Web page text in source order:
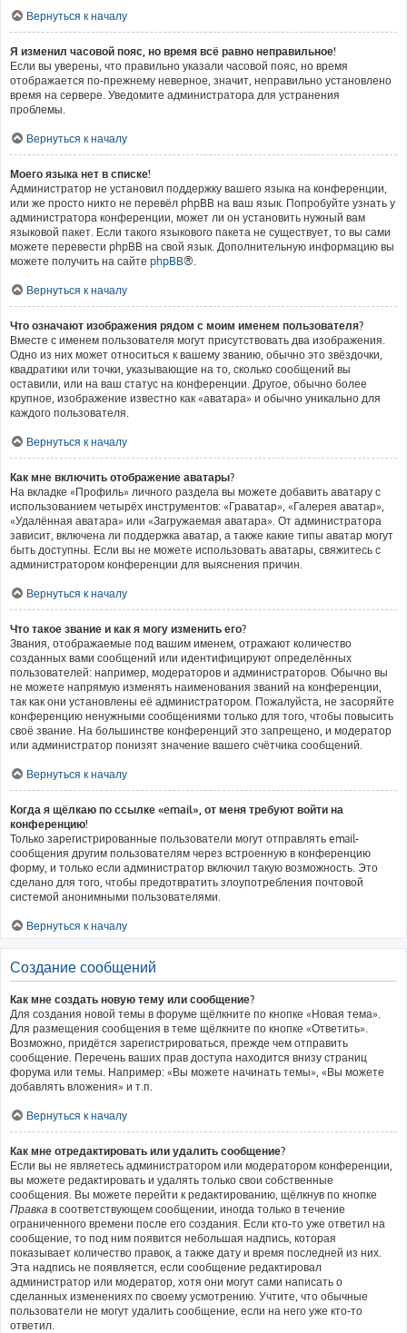
Вернуться к началу
Я изменил часовой пояс, но время всё равно неправильное!
Если вы уверены, что правильно указали часовой пояс, но время
отображается по-прежнему неверное, значит, неправильно установлено
время на сервере. Уведомите администратора для устранения
проблемы.
Вернуться к началу
Моего языка нет в списке!
Администратор не установил поддержку вашего языка на конференции,
или же просто никто не перевёл phpBB на ваш язык. Попробуйте узнать у
администратора конференции, может ли он установить нужный вам
языковой пакет. Если такого языкового пакета не существует, то вы сами
можете перевести phpBB на свой язык. Дополнительную информацию вы
можете получить на сайте phpBB®.
Вернуться к началу
Что означают изображения рядом с моим именем пользователя?
Вместе с именем пользователя могут присутствовать два изображения.
Одно из них может относиться к вашему званию, обычно это звёздочки,
квадратики или точки, указывающие на то, сколько сообщений вы
оставили, или на ваш статус на конференции. Другое, обычно более
крупное, изображение известно как «аватара» и обычно уникально для
каждого пользователя.
Вернуться к началу
Как мне включить отображение аватары?
На вкладке «Профиль» личного раздела вы можете добавить аватару с
использованием четырёх инструментов: «Граватар», «Галерея аватар»,
«Удалённая аватара» или «Загружаемая аватара». От администратора
зависит, включена ли поддержка аватар, а также какие типы аватар могут
быть доступны. Если вы не можете использовать аватары, свяжитесь с
администратором конференции для выяснения причин.
Вернуться к началу
Что такое звание и как я могу изменить его?
Звания, отображаемые под вашим именем, отражают количество
созданных вами сообщений или идентифицируют определённых
пользователей: например, модераторов и администраторов. Обычно вы
не можете напрямую изменять наименования званий на конференции,
так как они установлены её администратором. Пожалуйста, не засоряйте
конференцию ненужными сообщениями только для того, чтобы повысить
своё звание. На большинстве конференций это запрещено, и модератор
или администратор понизят значение вашего счётчика сообщений.
Вернуться к началу
Когда я щёлкаю по ссылке «email», от меня требуют войти на
конференцию!
Только зарегистрированные пользователи могут отправлять email-
сообщения другим пользователям через встроенную в конференцию
форму, и только если администратор включил такую возможность. Это
сделано для того, чтобы предотвратить злоупотребления почтовой
системой анонимными пользователями.
Вернуться к началу
Создание сообщений
Как мне создать новую тему или сообщение?
Для создания новой темы в форуме щёлкните по кнопке «Новая тема».
Для размещения сообщения в теме щёлкните по кнопке «Ответить».
Возможно, придётся зарегистрироваться, прежде чем отправить
сообщение. Перечень ваших прав доступа находится внизу страниц
форума или темы. Например: «Вы можете начинать темы», «Вы можете
добавлять вложения» и т.п.
Вернуться к началу
Как мне отредактировать или удалить сообщение?
Если вы не являетесь администратором или модератором конференции,
вы можете редактировать и удалять только свои собственные
сообщения. Вы можете перейти к редактированию, щёлкнув по кнопке
Правка в соответствующем сообщении, иногда только в течение
ограниченного времени после его создания. Если кто-то уже ответил на
сообщение, то под ним появится небольшая надпись, которая
показывает количество правок, а также дату и время последней из них.
Эта надпись не появляется, если сообщение редактировал
администратор или модератор, хотя они могут сами написать о
сделанных изменениях по своему усмотрению. Учтите, что обычные
пользователи не могут удалить сообщение, если на него уже кто-то
ответил.